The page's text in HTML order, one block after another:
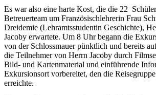
Es war also eine harte Kost, die die 22
Betreuerteam um Französischlehrerin Frau
Dreidemie (Lehramtsstudentin Geschichte),
Jacoby erwartete. Um 8 Uhr begann die
von der Schlossmauer pünktlich und bereits
die Teilnehmer von Herrn Jacoby durch
Bild- und Kartenmaterial und einführende
Exkursionsort vorbereitet, den die
erreichte.